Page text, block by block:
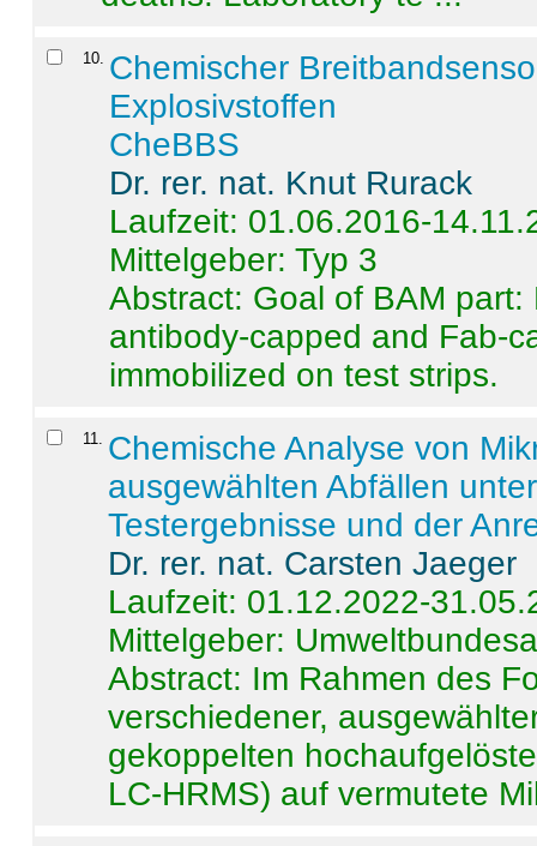
10 Chemischer
Explosivstoffen
CheBBS
Dr. rer. nat. Knut Rurack
Laufzeit: 01.06.2016-
Mittelgeber: Typ 3
Abstract: Goal of BAM
antibody-capped and Fab-
immobilized on test strips.
11
Chemische Analyse von
ausgewählten Abfällen
Testergebnisse und der
Dr. rer. nat. Carsten Jaeger
Laufzeit: 01.12.2022-
Mittelgeber:
Abstract: Im Rahmen des
verschiedener,
gekoppelten
LC-HRMS) auf vermutete